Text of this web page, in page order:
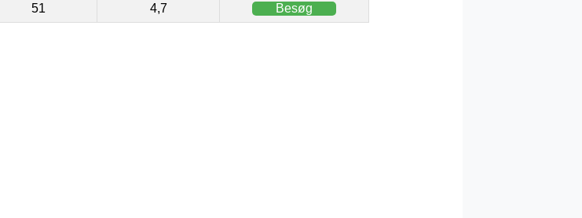
51 4,7 Besøg